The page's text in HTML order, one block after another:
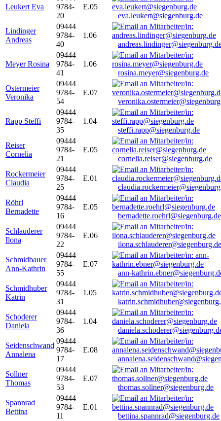
Leukert Eva
9784-
20
E.05
eva.leukert@siegenburg.de
Lindinger
Andreas
09444
9784-
40
1.06
Meyer Rosina
09444
9784-
41
1.06
rosina.meyer@siegenburg.de
Ostermeier
Veronika
09444
9784-
54
E.07
Rapp Steffi
09444
9784-
35
1.04
steffi.rapp@siegenburg.de
Reiser
Cornelia
09444
9784-
21
E.05
cornelia.reiser@siegenburg.de
Rockermeier
Claudia
09444
9784-
25
E.01
Röhrl
Bernadette
09444
9784-
16
E.05
bernadette.roehrl@siegenburg.de
Schlauderer
Ilona
09444
9784-
22
E.06
ilona.schlauderer@siegenburg.de
Schmidbauer
Ann-Kathrin
09444
9784-
55
E.07
ann-
Schmidhuber
Katrin
09444
9784-
31
1.05
Schoderer
Daniela
09444
9784-
36
1.04
Seidenschwand
Annalena
09444
9784-
17
E.08
Sollner
Thomas
09444
9784-
53
E.07
thomas.sollner@siegenburg.de
Spannrad
Bettina
09444
9784-
11
E.01
bettina.spannrad@siegenburg.de